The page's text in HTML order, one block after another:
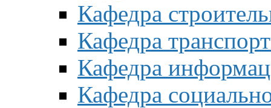
Кафедра
Кафедра
Кафедра
Кафедра